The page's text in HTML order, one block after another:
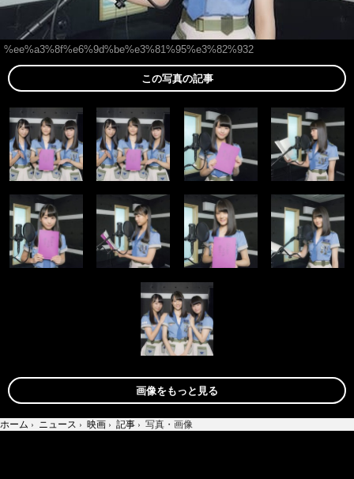
%ee%a3%8f%e6%9d%be%e3%81%95%e3%82%932
この写真の記事
画像をもっと見る
ホーム › ニュース › 映画 › 記事 › 写真・画像